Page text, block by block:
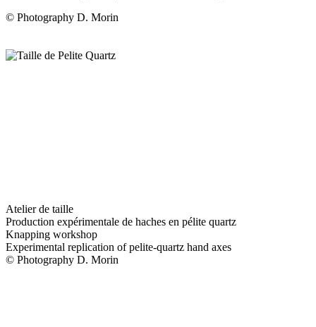
© Photography D. Morin
Atelier de taille
Production expérimentale de haches en pélite quartz
Knapping workshop
Experimental replication of pelite-quartz hand axes
© Photography D. Morin